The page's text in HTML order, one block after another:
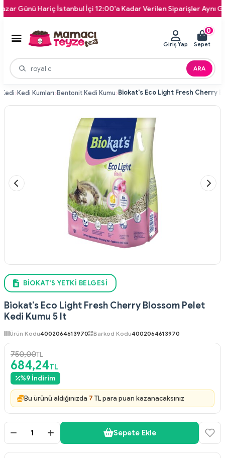
Hariç İstanbul İçi 12:00'a Kadar Verilen Siparişler Aynı Gün
ARA
Giriş Yap
0
Sepet
Kedi Kedi Kumları Bentonit Kedi Kumu
BIOKAT'S YETKI BELGESI
Biokat's Eco Light Fresh Cherry Blossom Pelet
Kedi Kumu 5 lt
Ürün Kodu4002064613970 Barkod Kodu4002064613970
750,00TL
684,24TL
%9 İndirim
Bu ürünü aldığınızda 7 TL para puan kazanacaksınız
Sepete Ekle